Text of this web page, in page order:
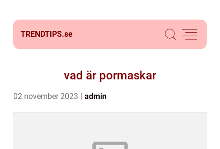
TRENDTIPS.se
vad är pormaskar
02 november 2023 admin